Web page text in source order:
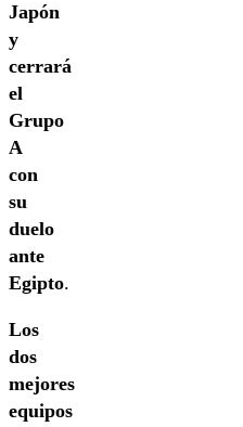
Japón
y
cerrará
el
Grupo
A
con
su
duelo
ante
Egipto.
Los
dos
mejores
equipos